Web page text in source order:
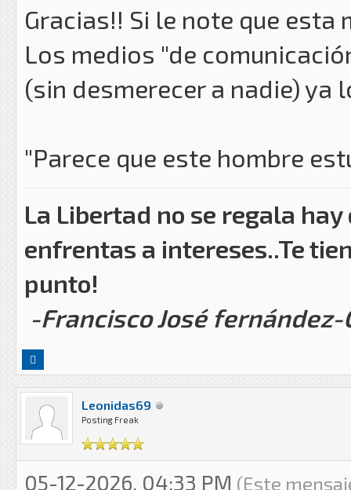
Gracias!! Si le note que
Los medios "de
(sin desmerecer a nadie) ya
"Parece que este hombre
La Libertad no se regala
enfrentas a intereses..Te
punto!
-Francisco José
Leonidas69
Posting Freak
05-12-2026, 04:33 PM (Este